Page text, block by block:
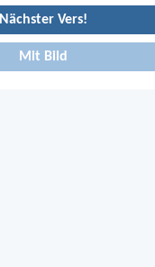
Nächster Vers!
Mit Bild